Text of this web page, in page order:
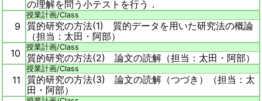
の理解を問う小テストを行う．
9
授業計画/Class
質的研究の方法(1) 質的データを用いた研究法の概論
（担当：太田・阿部）
10
授業計画/Class
質的研究の方法(2) 論文の読解（担当：太田・阿部）
11
授業計画/Class
質的研究の方法(3) 論文の読解（つづき）（担当：太
田・阿部）